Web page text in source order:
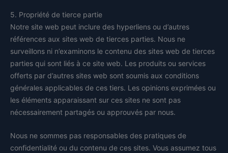
5. Propriété de tierce partie
Notre site web peut inclure des hyperliens ou d’autres
références aux sites web de tierces parties. Nous ne
surveillons ni n’examinons le contenu des sites web de tierces
parties qui sont liés à ce site web. Les produits ou services
offerts par d’autres sites web sont soumis aux conditions
générales applicables de ces tiers. Les opinions exprimées ou
les éléments apparaissant sur ces sites ne sont pas
nécessairement partagés ou approuvés par nous.
Nous ne sommes pas responsables des pratiques de
confidentialité ou du contenu de ces sites. Vous assumez tous